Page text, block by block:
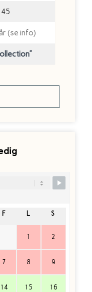
(se info)
F L S
1 2
7 8 9
14 15 16